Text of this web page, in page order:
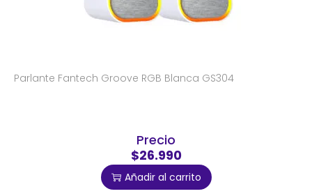
Parlante Fantech Groove RGB Blanca GS304
Precio
$26.990
Añadir al carrito